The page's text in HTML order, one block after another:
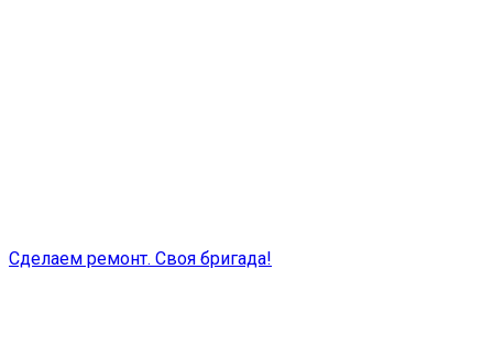
Сделаем ремонт. Своя бригада!